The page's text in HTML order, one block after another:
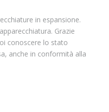
in espansione.
Grazie
conoscere lo stato
anche in conformità alla